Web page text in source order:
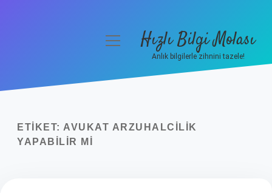
Yasal Uyarı
menüyüHızlı Bilgi Molası
Anlık bilgilerle zihnini tazele!
ETIKET: AVUKAT ARZUHALCILIK
YAPABILIR MI